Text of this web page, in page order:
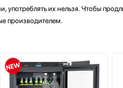
их нельзя. Чтобы
производителем.